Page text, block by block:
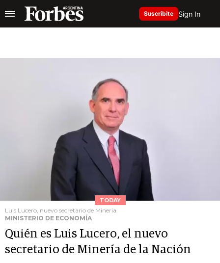
Suscribite Sign In
TODAY
Luis Lucero, nuevo secretario de Minería
MINISTERIO DE ECONOMÍA
Quién es Luis Lucero, el nuevo
secretario de Minería de la Nación